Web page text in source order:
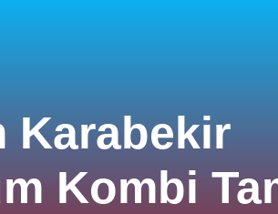
Karabekir
Kombi